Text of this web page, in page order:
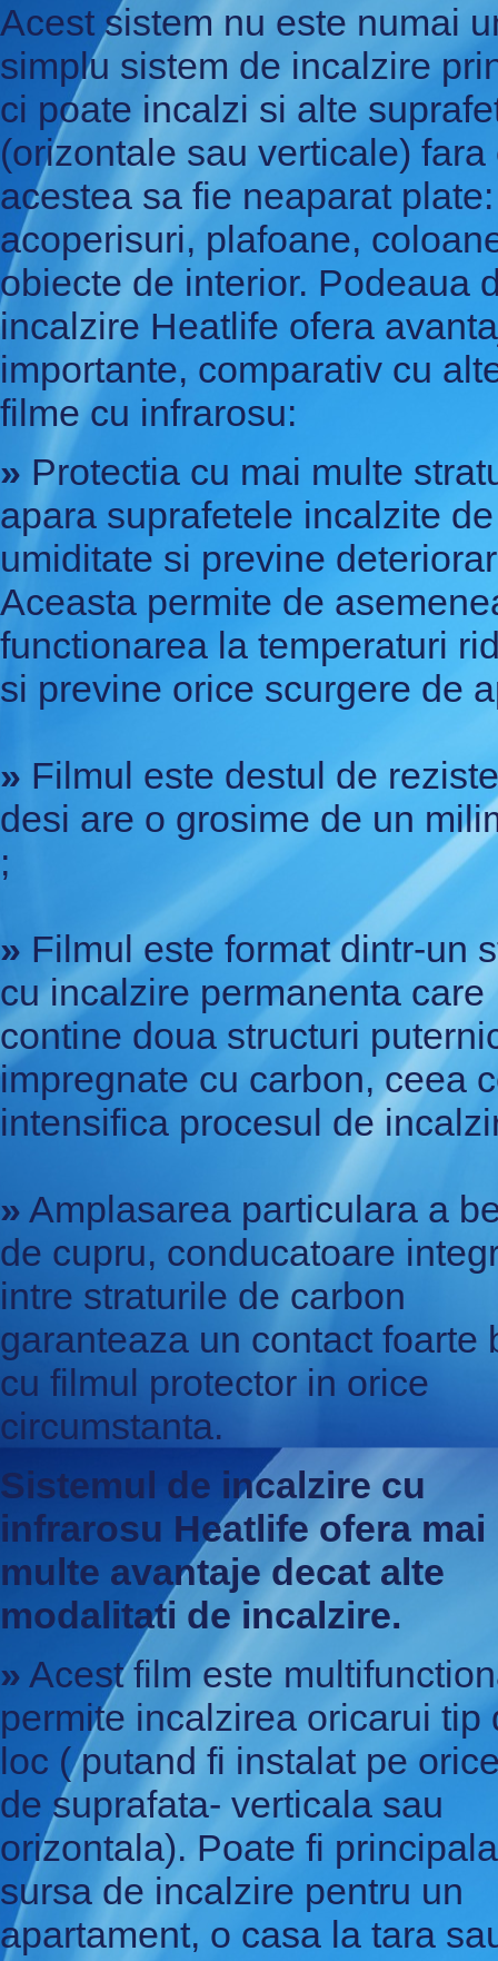
Acest sistem nu este numai
simplu sistem de incalzire
ci poate incalzi si alte
(orizontale sau verticale) fara
acestea sa fie neaparat plate:
acoperisuri, plafoane,
obiecte de interior. Podeaua
incalzire Heatlife ofera
importante, comparativ cu
filme cu infrarosu:
» Protectia cu mai multe
apara suprafetele incalzite de
umiditate si previne
Aceasta permite de
functionarea la temperaturi
si previne orice scurgere de
» Filmul este destul de
desi are o grosime de un
;
» Filmul este format dintr-un
cu incalzire permanenta care
contine doua structuri
impregnate cu carbon, ceea
intensifica procesul de
» Amplasarea particulara a
de cupru, conducatoare
intre straturile de carbon
garanteaza un contact foarte
cu filmul protector in orice
circumstanta.
Sistemul de incalzire cu
infrarosu Heatlife ofera mai
multe avantaje decat alte
modalitati de incalzire.
» Acest film este
permite incalzirea oricarui tip
loc ( putand fi instalat pe
de suprafata- verticala sau
orizontala). Poate fi principala
sursa de incalzire pentru un
apartament, o casa la tara